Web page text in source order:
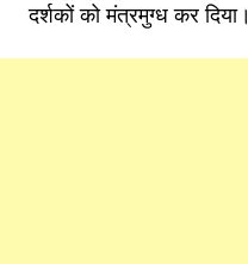
दर्शकों को मंत्रमुग्ध कर दिया।